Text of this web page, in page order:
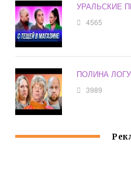
УРАЛЬСКИЕ
4565
ПОЛИНА
3989